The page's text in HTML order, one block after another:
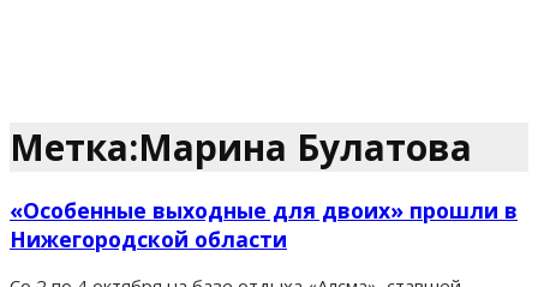
Метка:Марина Булатова
«Особенные выходные для двоих» прошли в
Нижегородской области